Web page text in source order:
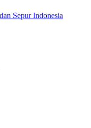
Sepur Indonesia